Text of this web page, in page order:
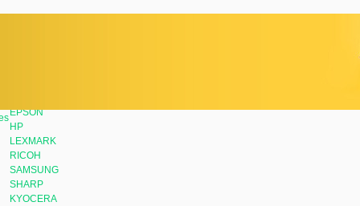
EPSON
HP
LEXMARK
RICOH
SAMSUNG
SHARP
KYOCERA